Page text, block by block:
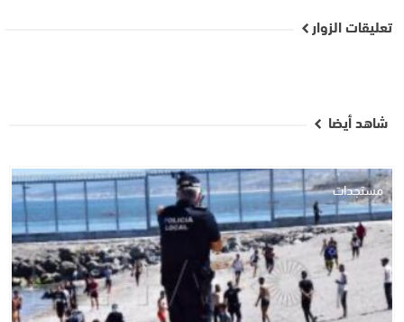
تعليقات الزوار
شاهد أيضا
مستجدات